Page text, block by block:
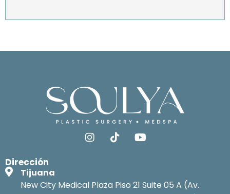
Dirección
Tijuana
New City Medical Plaza Piso 21 Suite 05 A (Av.